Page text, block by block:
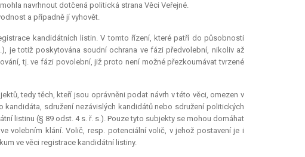
navrhnout dotčená politická strana Věci Veřejné.
a případně jí vyhovět.
kandidátních listin. V tomto řízení, které patří do působnosti
je totiž poskytována soudní ochrana ve fázi předvolební, nikoliv až
tj. ve fázi povolební, již proto není možné přezkoumávat tvrzené
tedy těch, kteří jsou oprávněni podat návrh v této věci, omezen v
sdružení nezávislých kandidátů nebo sdružení politických
listinu (§ 89 odst. 4 s. ř. s.). Pouze tyto subjekty se mohou domáhat
volebním klání. Volič, resp. potenciální volič, v jehož postavení je i
ve věci registrace kandidátní listiny.